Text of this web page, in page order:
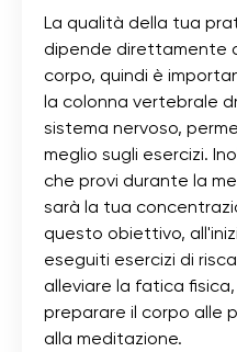
La qualità della tua
dipende direttamente
corpo, quindi è
la colonna vertebrale
sistema nervoso,
meglio sugli esercizi.
che provi durante la
sarà la tua
questo obiettivo,
eseguiti esercizi di
alleviare la fatica
preparare il corpo alle
alla meditazione.